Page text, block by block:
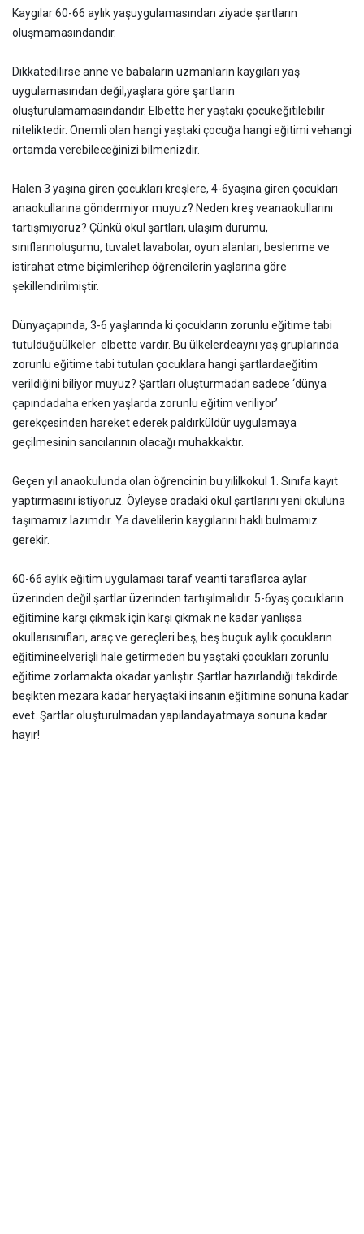
Kaygılar 60-66 aylık yaşuygulamasından ziyade şartların
oluşmamasındandır.
Dikkatedilirse anne ve babaların uzmanların kaygıları yaş
uygulamasından değil,yaşlara göre şartların
oluşturulamamasındandır. Elbette her yaştaki çocukeğitilebilir
niteliktedir. Önemli olan hangi yaştaki çocuğa hangi eğitimi vehangi
ortamda verebileceğinizi bilmenizdir.
Halen 3 yaşına giren çocukları kreşlere, 4-6yaşına giren çocukları
anaokullarına göndermiyor muyuz? Neden kreş veanaokullarını
tartışmıyoruz? Çünkü okul şartları, ulaşım durumu,
sınıflarınoluşumu, tuvalet lavabolar, oyun alanları, beslenme ve
istirahat etme biçimlerihep öğrencilerin yaşlarına göre
şekillendirilmiştir.
Dünyaçapında, 3-6 yaşlarında ki çocukların zorunlu eğitime tabi
tutulduğuülkeler elbette vardır. Bu ülkelerdeaynı yaş gruplarında
zorunlu eğitime tabi tutulan çocuklara hangi şartlardaeğitim
verildiğini biliyor muyuz? Şartları oluşturmadan sadece ‘dünya
çapındadaha erken yaşlarda zorunlu eğitim veriliyor’
gerekçesinden hareket ederek paldırküldür uygulamaya
geçilmesinin sancılarının olacağı muhakkaktır.
Geçen yıl anaokulunda olan öğrencinin bu yılilkokul 1. Sınıfa kayıt
yaptırmasını istiyoruz. Öyleyse oradaki okul şartlarını yeni okuluna
taşımamız lazımdır. Ya davelilerin kaygılarını haklı bulmamız
gerekir.
60-66 aylık eğitim uygulaması taraf veanti taraflarca aylar
üzerinden değil şartlar üzerinden tartışılmalıdır. 5-6yaş çocukların
eğitimine karşı çıkmak için karşı çıkmak ne kadar yanlışsa
okullarısınıfları, araç ve gereçleri beş, beş buçuk aylık çocukların
eğitimineelverişli hale getirmeden bu yaştaki çocukları zorunlu
eğitime zorlamakta okadar yanlıştır. Şartlar hazırlandığı takdirde
beşikten mezara kadar heryaştaki insanın eğitimine sonuna kadar
evet. Şartlar oluşturulmadan yapılandayatmaya sonuna kadar
hayır!